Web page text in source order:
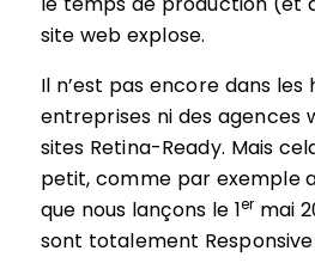
site web explose.
Il n’est pas encore dans les
entreprises ni des agences
sites Retina-Ready. Mais
petit, comme par exemple
que nous lançons le 1er mai
sont totalement